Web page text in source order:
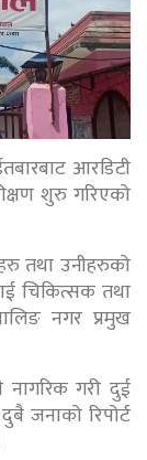
आरडिटी
शुरु गरिएको
तथा उनीहरुको
चिकित्सक तथा
नगर प्रमुख
गरी दुई
जनाको रिपोर्ट